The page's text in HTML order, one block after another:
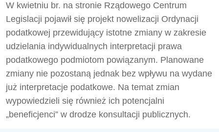
W kwietniu br. na stronie Rządowego Centrum
Legislacji pojawił się projekt nowelizacji Ordynacji
podatkowej przewidujący istotne zmiany w zakresie
udzielania indywidualnych interpretacji prawa
podatkowego podmiotom powiązanym. Planowane
zmiany nie pozostaną jednak bez wpływu na wydane
już interpretacje podatkowe. Na temat zmian
wypowiedzieli się również ich potencjalni
„beneficjenci” w drodze konsultacji publicznych.